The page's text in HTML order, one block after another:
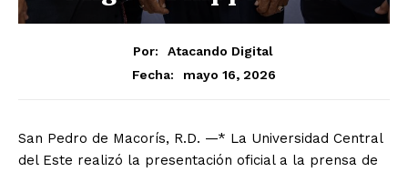
Por:
Atacando Digital
Fecha:
mayo 16, 2026
San Pedro de Macorís, R.D. —* La Universidad Central
del Este realizó la presentación oficial a la prensa de